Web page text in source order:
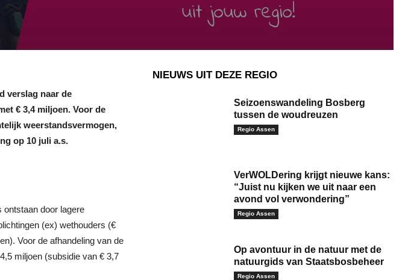
verslag naar de
€ 3,4 miljoen. Voor de
weerstandsvermogen,
op 10 juli a.s.
ontstaan door lagere
(ex) wethouders (€
Voor de afhandeling van de
miljoen (subsidie van € 3,7
NIEUWS UIT DEZE REGIO
Seizoenswandeling Bosberg
tussen de woudreuzen
Regio Assen
VerWOLDering krijgt nieuwe kans:
“Juist nu kijken we uit naar een
avond vol verwondering”
Regio Assen
Op avontuur in de natuur met de
natuurgids van Staatsbosbeheer
Regio Assen